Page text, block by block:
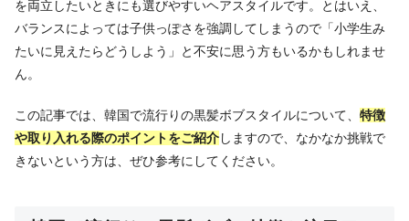
を両立したいときにも選びやすいヘアスタイルです。とはいえ、
バランスによっては子供っぽさを強調してしまうので「小学生み
たいに見えたらどうしよう」と不安に思う方もいるかもしれませ
ん。
この記事では、韓国で流行りの黒髪ボブスタイルについて、 特徴
や取り入れる際のポイントをご紹介しますので、なかなか挑戦で
きないという方は、ぜひ参考にしてください。